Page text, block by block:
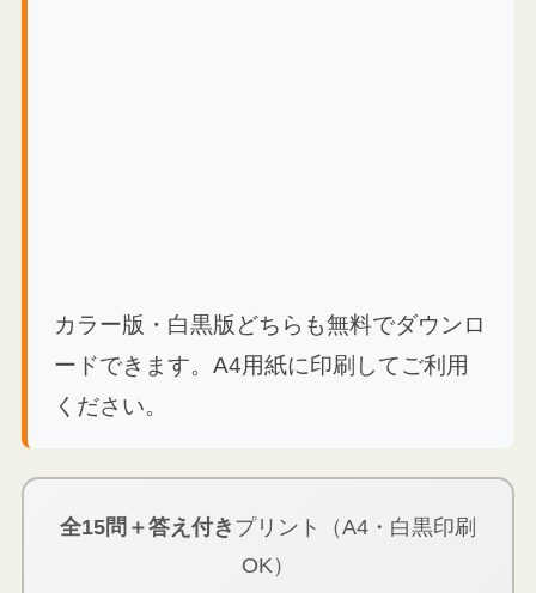
カラー版・白黒版どちらも無料でダウンロ
ードできます。A4用紙に印刷してご利用
ください。
全15問＋答え付き プリント（A4・白黒印刷
OK）